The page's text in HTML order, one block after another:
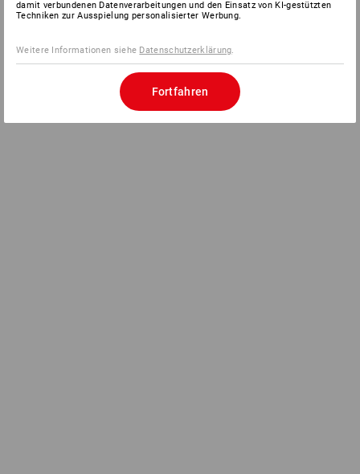
damit verbundenen Datenverarbeitungen und den Einsatz von KI-gestützten
Techniken zur Ausspielung personalisierter Werbung.
Weitere Informationen siehe Datenschutzerklärung.
Fortfahren